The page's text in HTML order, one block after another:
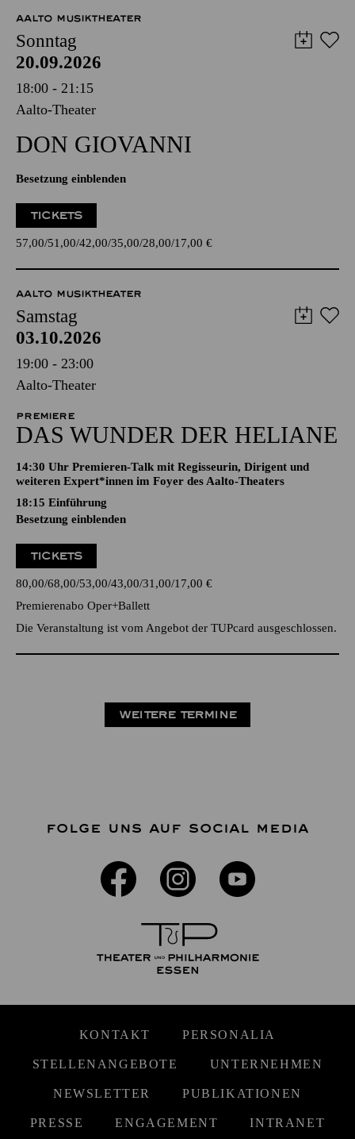
AALTO MUSIKTHEATER
Sonntag
20.09.2026
18:00 - 21:15
Aalto-Theater
DON GIO­VANNI
Besetzung einblenden
TICKETS
57,00 51,00 42,00 35,00 28,00 17,00 €
AALTO MUSIKTHEATER
Samstag
03.10.2026
19:00 - 23:00
Aalto-Theater
PREMIERE
DAS WUNDER DER HELIANE
14:30 Uhr Premieren-Talk mit Regisseurin, Dirigent und
weiteren Expert*innen im Foyer des Aalto-Theaters
18:15 Einführung
Besetzung einblenden
TICKETS
80,00 68,00 53,00 43,00 31,00 17,00 €
Premierenabo Oper+Ballett
Die Veranstaltung ist vom Angebot der TUPcard ausgeschlossen.
WEITERE TERMINE
FOLGE UNS AUF SOCIAL MEDIA
KONTAKT PERSONALIA
STELLENANGEBOTE UNTERNEHMEN
NEWSLETTER PUBLIKATIONEN
PRESSE ENGAGEMENT INTRANET